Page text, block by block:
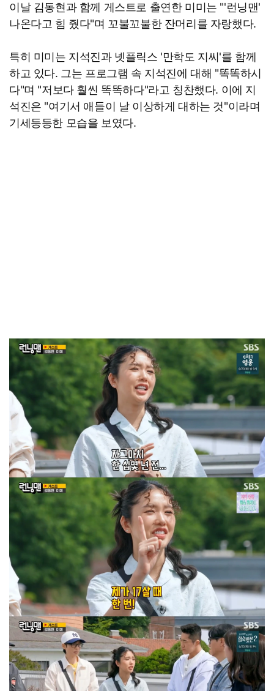
이날 김동현과 함께 게스트로 출연한 미미는 "'런닝맨'
나온다고 힘 줬다"며 꼬불꼬불한 잔머리를 자랑했다.
특히 미미는 지석진과 넷플릭스 '만학도 지씨'를 함께
하고 있다. 그는 프로그램 속 지석진에 대해 "똑똑하시
다"며 "저보다 훨씬 똑똑하다"라고 칭찬했다. 이에 지
석진은 "여기서 애들이 날 이상하게 대하는 것"이라며
기세등등한 모습을 보였다.